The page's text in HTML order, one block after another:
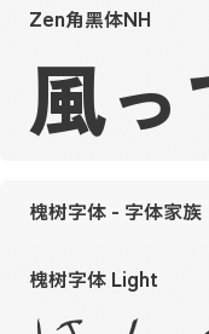
Zen角黑体NH
風
槐树字体 - 字体家族
槐树字体 Light